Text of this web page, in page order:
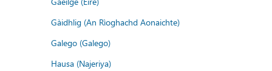
Gàidhlig (An Rìoghachd Aonaichte)
Galego (Galego)
Hausa (Najeriya)